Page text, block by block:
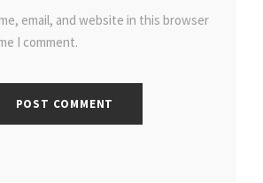
email, and website in this browser
I comment.